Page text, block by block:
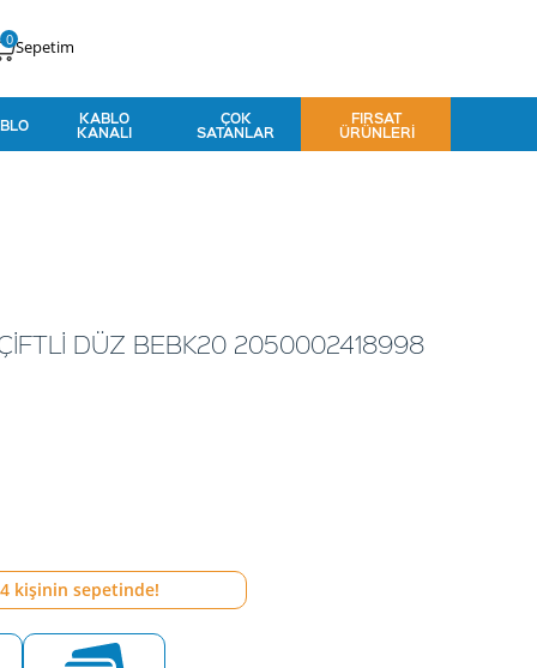
Sepetim
0
KABLO
KANALI
ÇOK
SATANLAR
FIRSAT
ÜRÜNLERI
DÜZ BEBK20 2050002418998
4kişinin sepetinde!